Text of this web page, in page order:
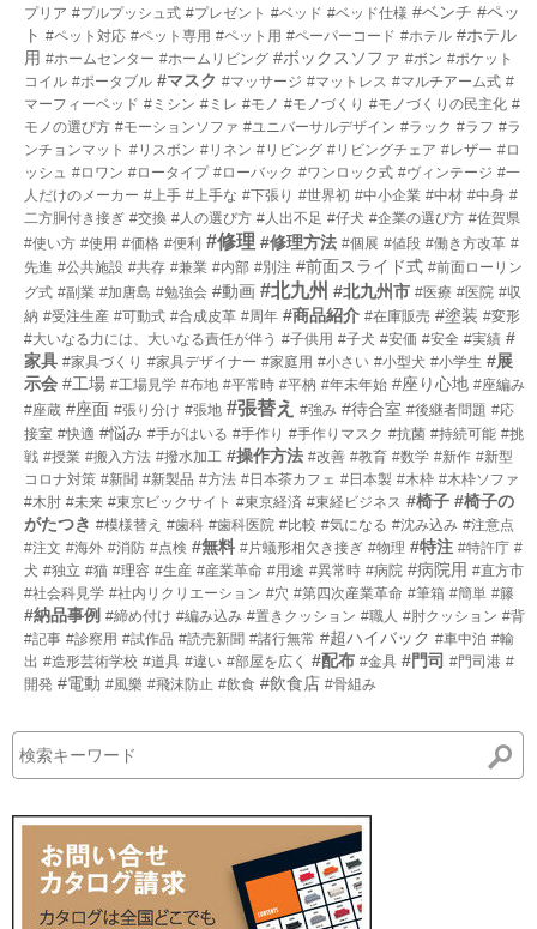
プリア #プルプッシュ式 #プレゼント #ベッド #ベッド仕様 #ベンチ #ペッ
ト #ペット対応 #ペット専用 #ペット用 #ペーパーコード #ホテル #ホテル
用 #ホームセンター #ホームリビング #ボックスソファ #ボン #ポケット
コイル #ポータブル #マスク #マッサージ #マットレス #マルチアーム式 #
マーフィーベッド #ミシン #ミレ #モノ #モノづくり #モノづくりの民主化 #
モノの選び方 #モーションソファ #ユニバーサルデザイン #ラック #ラフ #ラ
ンチョンマット #リスボン #リネン #リビング #リビングチェア #レザー #ロ
ッシュ #ロワン #ロータイプ #ローバック #ワンロック式 #ヴィンテージ #一
人だけのメーカー #上手 #上手な #下張り #世界初 #中小企業 #中材 #中身 #
二方胴付き接ぎ #交換 #人の選び方 #人出不足 #仔犬 #企業の選び方 #佐賀県
#使い方 #使用 #価格 #便利 #修理 #修理方法 #個展 #値段 #働き方改革 #
先進 #公共施設 #共存 #兼業 #内部 #別注 #前面スライド式 #前面ローリン
グ式 #副業 #加唐島 #勉強会 #動画 #北九州 #北九州市 #医療 #医院 #収
納 #受注生産 #可動式 #合成皮革 #周年 #商品紹介 #在庫販売 #塗装 #変形
#大いなる力には、大いなる責任が伴う #子供用 #子犬 #安価 #安全 #実績 #
家具 #家具づくり #家具デザイナー #家庭用 #小さい #小型犬 #小学生 #展
示会 #工場 #工場見学 #布地 #平常時 #平枘 #年末年始 #座り心地 #座編み
#座蔵 #座面 #張り分け #張地 #張替え #強み #待合室 #後継者問題 #応
接室 #快適 #悩み #手がはいる #手作り #手作りマスク #抗菌 #持続可能 #挑
戦 #授業 #搬入方法 #撥水加工 #操作方法 #改善 #教育 #数学 #新作 #新型
コロナ対策 #新聞 #新製品 #方法 #日本茶カフェ #日本製 #木枠 #木枠ソファ
#木肘 #未来 #東京ビックサイト #東京経済 #東経ビジネス #椅子 #椅子の
がたつき #模様替え #歯科 #歯科医院 #比較 #気になる #沈み込み #注意点
#注文 #海外 #消防 #点検 #無料 #片蟻形相欠き接ぎ #物理 #特注 #特許庁 #
犬 #独立 #猫 #理容 #生産 #産業革命 #用途 #異常時 #病院 #病院用 #直方市
#社会科見学 #社内リクリエーション #穴 #第四次産業革命 #筆箱 #簡単 #籐
#納品事例 #締め付け #編み込み #置きクッション #職人 #肘クッション #背
#記事 #診察用 #試作品 #読売新聞 #諸行無常 #超ハイバック #車中泊 #輸
出 #造形芸術学校 #道具 #違い #部屋を広く #配布 #金具 #門司 #門司港 #
開発 #電動 #風樂 #飛沫防止 #飲食 #飲食店 #骨組み